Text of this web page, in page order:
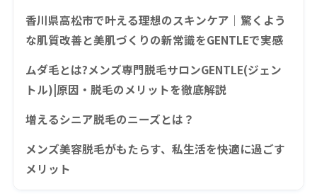
香川県高松市で叶える理想のスキンケア｜驚くよう
な肌質改善と美肌づくりの新常識をGENTLEで実感
ムダ毛とは?メンズ専門脱毛サロンGENTLE(ジェン
トル)|原因・脱毛のメリットを徹底解説
増えるシニア脱毛のニーズとは？
メンズ美容脱毛がもたらす、私生活を快適に過ごす
メリット